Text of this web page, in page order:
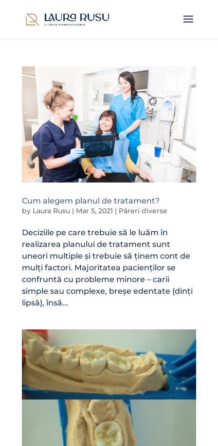
Cum alegem planul de tratament?
by Laura Rusu| Mar 5, 2021 | Păreri diverse
Deciziile pe care trebuie să le luăm în
realizarea planului de tratament sunt
uneori multiple și trebuie să ținem cont de
mulți factori. Majoritatea pacienților se
confruntă cu probleme minore – carii
simple sau complexe, breșe edentate (dinți
lipsă), însă...